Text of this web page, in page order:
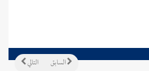
التالي السابق